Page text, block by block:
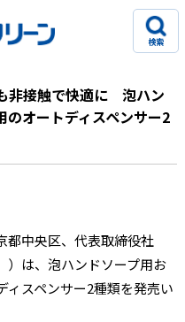
検索
非接触で快適に 泡ハン
のオートディスペンサー2
都中央区、代表取締役社
）は、泡ハンドソープ用お
ィスペンサー2種類を発売い